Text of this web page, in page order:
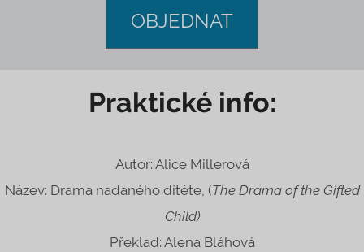
OBJEDNAT
Praktické info:
Autor: Alice Millerová
Název: Drama nadaného dítěte, (The Drama of the Gifted
Child)
Překlad: Alena Bláhová